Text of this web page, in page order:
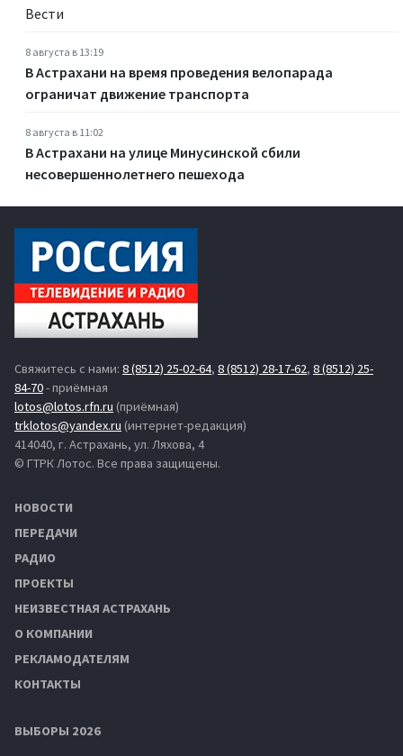
Вести
8 августа в 13:19
В Астрахани на время проведения велопарада
ограничат движение транспорта
8 августа в 11:02
В Астрахани на улице Минусинской сбили
несовершеннолетнего пешехода
Свяжитесь с нами: 8 (8512) 25-02-64, 8 (8512) 28-17-62, 8 (8512) 25-
84-70- приёмная
lotos@lotos.rfn.ru (приёмная)
trklotos@yandex.ru (интернет-редакция)
414040, г. Астрахань, ул. Ляхова, 4
© ГТРК Лотос. Все права защищены.
НОВОСТИ
ПЕРЕДАЧИ
РАДИО
ПРОЕКТЫ
НЕИЗВЕСТНАЯ АСТРАХАНЬ
О КОМПАНИИ
РЕКЛАМОДАТЕЛЯМ
КОНТАКТЫ
ВЫБОРЫ 2026